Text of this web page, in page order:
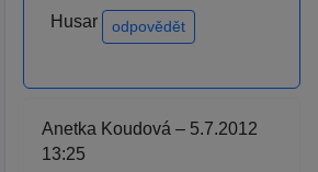
Husar
odpovědět
Anetka Koudová – 5.7.2012
13:25